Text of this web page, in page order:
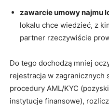
zawarcie umowy najmu
lokalu chce wiedzieć, z
partner rzeczywiście
Do tego dochodzą mniej
rejestracja w zagranicznych
procedury AML/KYC
instytucje finansowe),